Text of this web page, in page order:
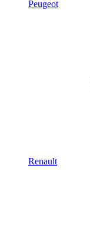
Peugeot
Renault